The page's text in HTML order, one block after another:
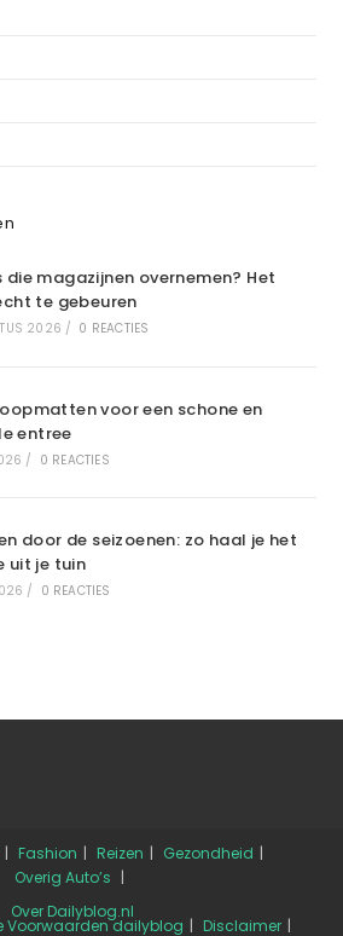
die magazijnen overnemen? Het
te gebeuren
2026 / 0 REACTIES
voor een schone en
entree
/ 0 REACTIES
door de seizoenen: zo haal je het
uit je tuin
/ 0 REACTIES
Fashion Reizen
Gezondheid
Overig Auto’s
Over Dailyblog.nl
Voorwaarden dailyblog Disclaimer